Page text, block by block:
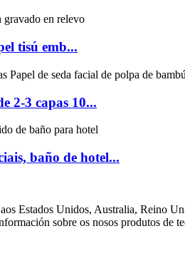
tisú emb...
2-3 capas 10...
baño de hotel...
Estados Unidos, Australia, Reino
sobre os nosos produtos de